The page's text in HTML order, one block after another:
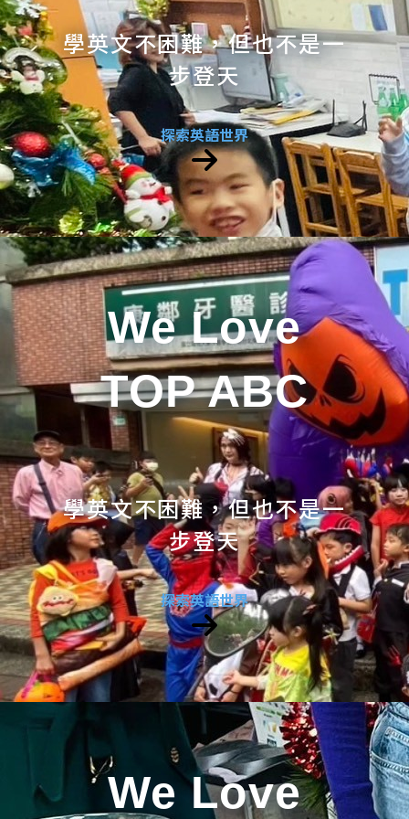
學英文不困難，但也不是一
步登天
探索英語世界
We Love
TOP ABC
學英文不困難，但也不是一
步登天
探索英語世界
We Love